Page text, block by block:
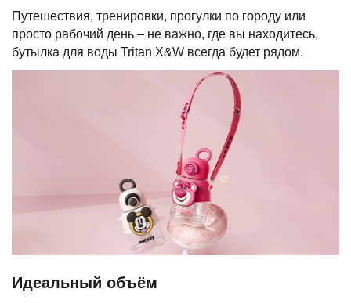
Путешествия, тренировки, прогулки по городу или
просто рабочий день – не важно, где вы находитесь,
бутылка для воды Tritan X&W всегда будет рядом.
Идеальный объём